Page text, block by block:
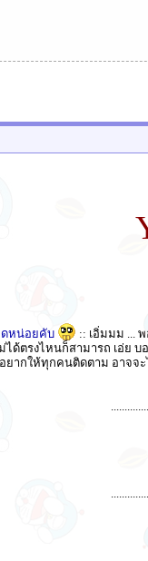
หน่อยคับ
:: เอิ่มมม ...
ด้ตรงไหนก็สามารถ เอ่ย บ
อยากให้ทุกคนติดตาม อาจจ